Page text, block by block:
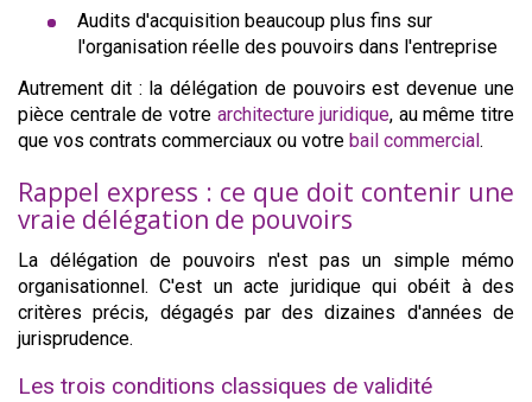
Audits d'acquisition beaucoup plus fins sur
l'organisation réelle des pouvoirs dans l'entreprise
Autrement dit : la délégation de pouvoirs est devenue une
pièce centrale de votre architecture juridique, au même titre
que vos contrats commerciaux ou votre bail commercial.
Rappel express : ce que doit contenir une
vraie délégation de pouvoirs
La délégation de pouvoirs n'est pas un simple mémo
organisationnel. C'est un acte juridique qui obéit à des
critères précis, dégagés par des dizaines d'années de
jurisprudence.
Les trois conditions classiques de validité